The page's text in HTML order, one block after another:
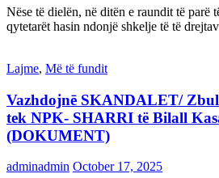
Nëse të dielën, në ditën e raundit të parë
qytetarët hasin ndonjë shkelje të të
Lajme, Më të fundit
Vazhdojnē SKANDALET/
tek NPK- SHARRI të Bilall
(DOKUMENT)
adminadmin October 17, 2025